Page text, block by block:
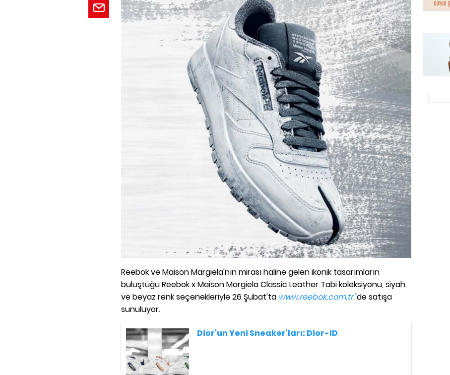
Reebok ve Maison Margiela'nın mirası haline gelen ikonik tasarımların
buluştuğu Reebok x Maison Margiela Classic Leather Tabi koleksiyonu, siyah
ve beyaz renk seçenekleriyle 26 Şubat'ta www.reebok.com.tr'de satışa
sunuluyor.
Dior'un Yeni Sneaker'ları: Dior-ID